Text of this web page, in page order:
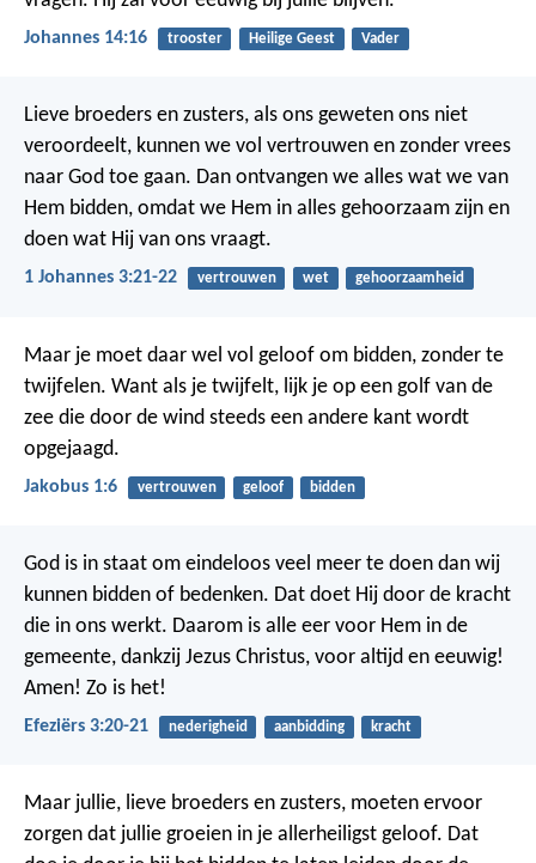
Johannes 14:16 trooster Heilige Geest Vader
Lieve broeders en zusters, als ons geweten ons niet
veroordeelt, kunnen we vol vertrouwen en zonder vrees
naar God toe gaan. Dan ontvangen we alles wat we van
Hem bidden, omdat we Hem in alles gehoorzaam zijn en
doen wat Hij van ons vraagt.
1 Johannes 3:21-22 vertrouwen wet gehoorzaamheid
Maar je moet daar wel vol geloof om bidden, zonder te
twijfelen. Want als je twijfelt, lijk je op een golf van de
zee die door de wind steeds een andere kant wordt
opgejaagd.
Jakobus 1:6 vertrouwen geloof bidden
God is in staat om eindeloos veel meer te doen dan wij
kunnen bidden of bedenken. Dat doet Hij door de kracht
die in ons werkt. Daarom is alle eer voor Hem in de
gemeente, dankzij Jezus Christus, voor altijd en eeuwig!
Amen! Zo is het!
Efeziërs 3:20-21 nederigheid aanbidding kracht
Maar jullie, lieve broeders en zusters, moeten ervoor
zorgen dat jullie groeien in je allerheiligst geloof. Dat